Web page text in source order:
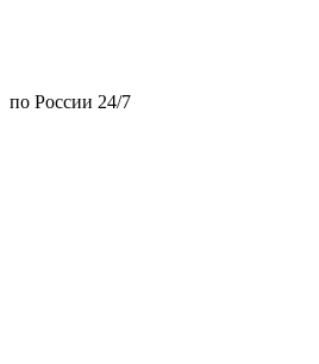
по России 24/7